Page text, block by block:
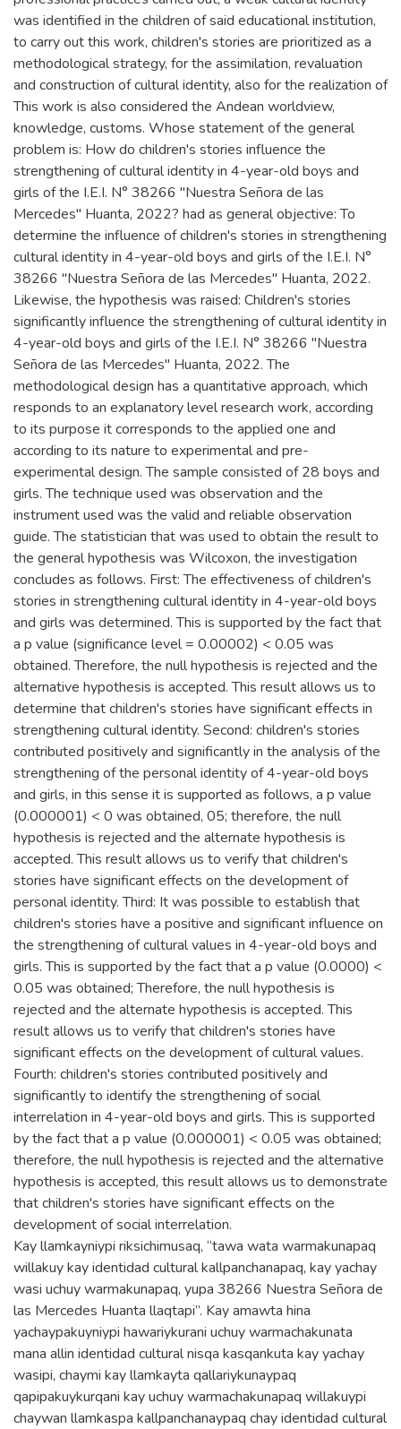
was identified in the children of said educational institution,
to carry out this work, children's stories are prioritized as a
methodological strategy, for the assimilation, revaluation
and construction of cultural identity, also for the realization of
This work is also considered the Andean worldview,
knowledge, customs. Whose statement of the general
problem is: How do children's stories influence the
strengthening of cultural identity in 4-year-old boys and
girls of the I.E.I. N° 38266 "Nuestra Señora de las
Mercedes" Huanta, 2022? had as general objective: To
determine the influence of children's stories in strengthening
cultural identity in 4-year-old boys and girls of the I.E.I. N°
38266 "Nuestra Señora de las Mercedes" Huanta, 2022.
Likewise, the hypothesis was raised: Children's stories
significantly influence the strengthening of cultural identity in
4-year-old boys and girls of the I.E.I. N° 38266 "Nuestra
Señora de las Mercedes" Huanta, 2022. The
methodological design has a quantitative approach, which
responds to an explanatory level research work, according
to its purpose it corresponds to the applied one and
according to its nature to experimental and pre-
experimental design. The sample consisted of 28 boys and
girls. The technique used was observation and the
instrument used was the valid and reliable observation
guide. The statistician that was used to obtain the result to
the general hypothesis was Wilcoxon, the investigation
concludes as follows. First: The effectiveness of children's
stories in strengthening cultural identity in 4-year-old boys
and girls was determined. This is supported by the fact that
a p value (significance level = 0.00002) < 0.05 was
obtained. Therefore, the null hypothesis is rejected and the
alternative hypothesis is accepted. This result allows us to
determine that children's stories have significant effects in
strengthening cultural identity. Second: children's stories
contributed positively and significantly in the analysis of the
strengthening of the personal identity of 4-year-old boys
and girls, in this sense it is supported as follows, a p value
(0.000001) < 0 was obtained, 05; therefore, the null
hypothesis is rejected and the alternate hypothesis is
accepted. This result allows us to verify that children's
stories have significant effects on the development of
personal identity. Third: It was possible to establish that
children's stories have a positive and significant influence on
the strengthening of cultural values in 4-year-old boys and
girls. This is supported by the fact that a p value (0.0000) <
0.05 was obtained; Therefore, the null hypothesis is
rejected and the alternate hypothesis is accepted. This
result allows us to verify that children's stories have
significant effects on the development of cultural values.
Fourth: children's stories contributed positively and
significantly to identify the strengthening of social
interrelation in 4-year-old boys and girls. This is supported
by the fact that a p value (0.000001) < 0.05 was obtained;
therefore, the null hypothesis is rejected and the alternative
hypothesis is accepted, this result allows us to demonstrate
that children's stories have significant effects on the
development of social interrelation.
Kay llamkayniypi riksichimusaq, “tawa wata warmakunapaq
willakuy kay identidad cultural kallpanchanapaq, kay yachay
wasi uchuy warmakunapaq, yupa 38266 Nuestra Señora de
las Mercedes Huanta llaqtapi”. Kay amawta hina
yachaypakuyniypi hawariykurani uchuy warmachakunata
mana allin identidad cultural nisqa kasqankuta kay yachay
wasipi, chaymi kay llamkayta qallariykunaypaq
qapipakuykurqani kay uchuy warmachakunapaq willakuypi
chaywan llamkaspa kallpanchanaypaq chay identidad cultural